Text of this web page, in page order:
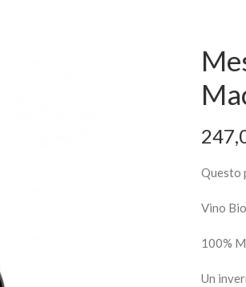
Questo
Vino
100%
Un